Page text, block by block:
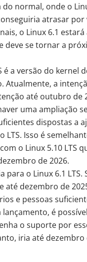
normal, onde o
atrasar por
o Linux 6.1
deve se tornar a
é a versão do kernel
Atualmente, a
até outubro de
uma ampliação
dispostas a
LTS. Isso é
o Linux 5.10 LTS
de 2026.
para o Linux 6.1 LTS.
até dezembro de
e pessoas
lançamento, é
o suporte por
iria até dezembro